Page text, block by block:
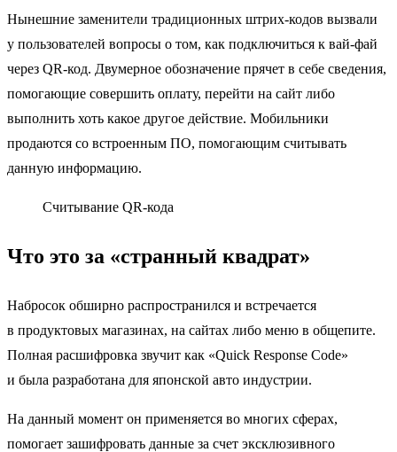
Нынешние заменители традиционных штрих-кодов вызвали
у пользователей вопросы о том, как подключиться к вай-фай
через QR-код. Двумерное обозначение прячет в себе сведения,
помогающие совершить оплату, перейти на сайт либо
выполнить хоть какое другое действие. Мобильники
продаются со встроенным ПО, помогающим считывать
данную информацию.
Считывание QR-кода
Что это за «странный квадрат»
Набросок обширно распространился и встречается
в продуктовых магазинах, на сайтах либо меню в общепите.
Полная расшифровка звучит как «Quick Response Code»
и была разработана для японской авто индустрии.
На данный момент он применяется во многих сферах,
помогает зашифровать данные за счет эксклюзивного